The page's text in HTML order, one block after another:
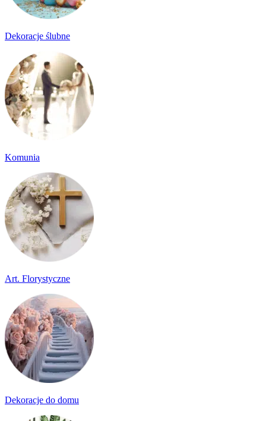
Dekoracje ślubne
Komunia
Art. Florystyczne
Dekoracje do domu